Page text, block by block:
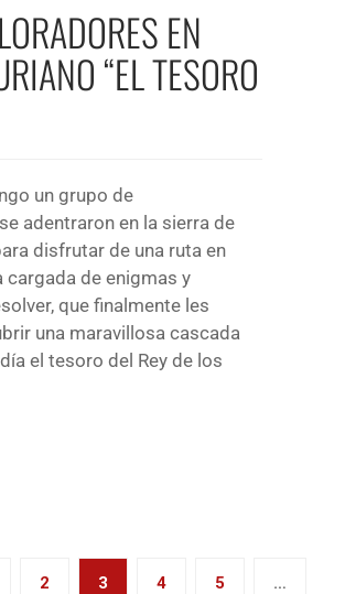
EN
“EL TESORO
un grupo de
adentraron en la sierra de
disfrutar de una ruta en
cargada de enigmas y
que finalmente les
una maravillosa cascada
el tesoro del Rey de los
2 3 4 5 …